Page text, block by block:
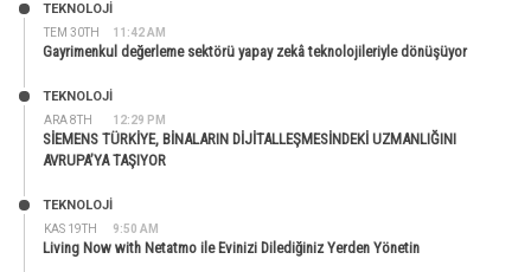
TEM 30TH 11:42 AM
TEKNOLOJİ
Gayrimenkul değerleme sektörü yapay zekâ teknolojileriyle dönüşüyor
ARA 8TH 12:29 PM
TEKNOLOJİ
SİEMENS TÜRKİYE, BİNALARIN DİJİTALLEŞMESİNDEKİ UZMANLIĞINI
AVRUPA’YA TAŞIYOR
KAS 19TH 9:50 AM
TEKNOLOJİ
Living Now with Netatmo ile Evinizi Dilediğiniz Yerden Yönetin